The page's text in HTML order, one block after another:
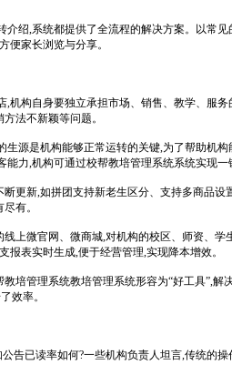
介绍,系统都提供了全流程的解决方案。以常
便家长浏览与分享。
,机构自身要独立承担市场、销售、教学、服
法不新颖等问题。
生源是机构能够正常运转的关键,为了帮助机
能力,机构可通过校帮教培管理系统系统实现
更新,如拼团支持新老生区分、支持多商品
有。
上微官网、微商城,对机构的校区、师资、
报表实时生成,便于经营管理,实现降本增效。
培管理系统教培管理系统形容为“好工具”,
效率。
告已读率如何?一些机构负责人坦言,传统的